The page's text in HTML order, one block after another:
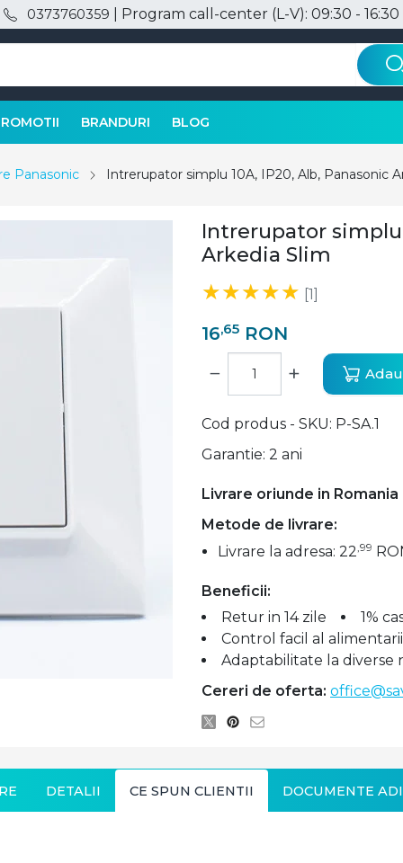
0373760359 | Program call-center (L-V): 09:30 - 16:30
BRANDURI BLOG
Panasonic Intrerupator simplu 10A, IP20, Alb, Panasonic
Intrerupator simplu
Arkedia Slim
[1]
16,65 RON
Livrare oriunde in Romania
Cod produs - SKU P-SA.1
Metode de livrare:
Livrare la adresa: 22,99
− +
Garantie: 2 ani
Beneficii:
Retur in 14 zile
1%
Control facil al
Adaptabilitate la diverse
Cereri de oferta:
DETALII CE SPUN CLIENTII DOCUMENTE